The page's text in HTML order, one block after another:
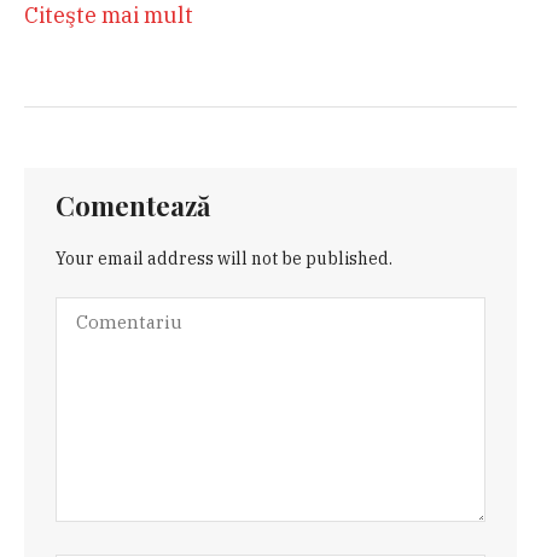
Citeşte mai mult
Comentează
Your email address will not be published.